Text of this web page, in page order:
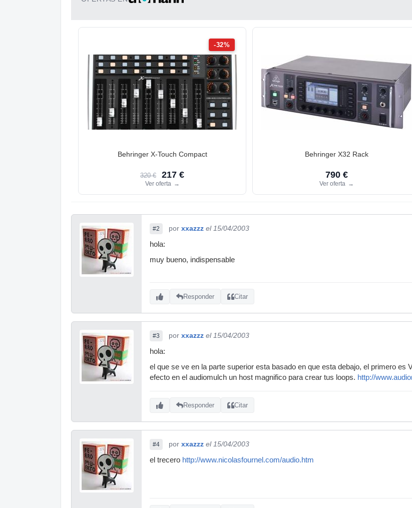
-32%
Behringer X-Touch Compact
320 € 217 €
Ver oferta →
Behringer X32 Rack
790 €
Ver oferta →
#2 por xxazzz el 15/04/2003
hola:
muy bueno, indispensable
Responder Citar
#3 por xxazzz el 15/04/2003
hola:
el que se ve en la parte superior esta basado en que esta debajo, el primero es
efecto en el audiomulch un host magnifico para crear tus loops. http://
Responder Citar
#4 por xxazzz el 15/04/2003
el trecero http://www.nicolasfournel.com/audio.htm